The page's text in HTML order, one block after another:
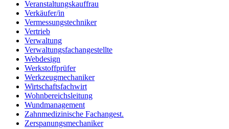
Veranstaltungskauffrau
Verkäufer/in
Vermessungstechniker
Vertrieb
Verwaltung
Verwaltungsfachangestellte
Webdesign
Werkstoffprüfer
Werkzeugmechaniker
Wirtschaftsfachwirt
Wohnbereichsleitung
Wundmanagement
Zahnmedizinische Fachangest.
Zerspanungsmechaniker